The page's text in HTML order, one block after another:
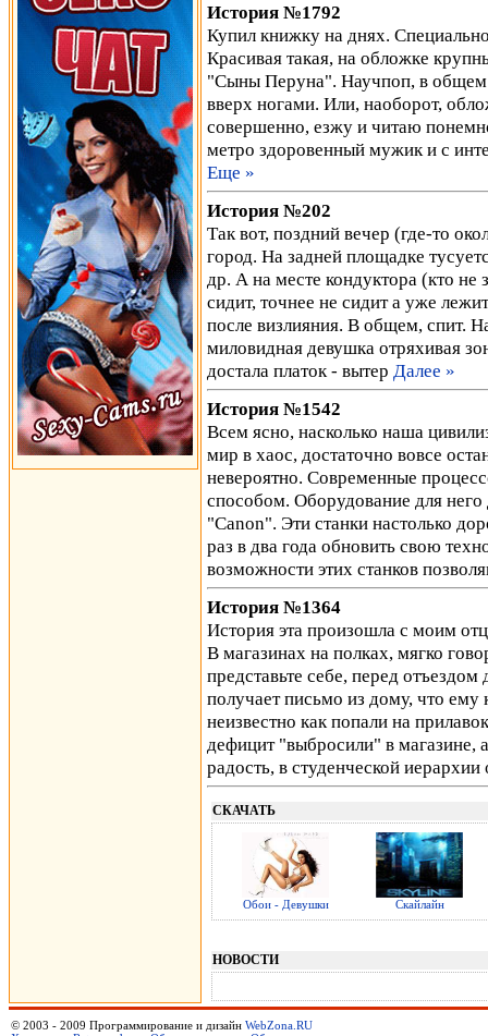
История №1792
Купил книжку на днях.
Красивая такая, на обложке
"Сыны Перуна". Научпоп, в общем.
вверх ногами. Или, наоборот,
совершенно, езжу и читаю
метро здоровенный мужик и с
Еще »
История №202
Так вот, поздний вечер (где-то
город. На задней площадке
др. А на месте кондуктора (кто не
сидит, точнее не сидит а уже
после визлияния. В общем, спит.
миловидная девушка отряхивая
достала платок - вытер Далее »
История №1542
Всем ясно, насколько наша
мир в хаос, достаточно вовсе
невероятно. Современные
способом. Оборудование для
"Canon". Эти станки настолько
раз в два года обновить свою
возможности этих станков
История №1364
История эта произошла с моим
В магазинах на полках, мягко
представьте себе, перед
получает письмо из дому, что
неизвестно как попали на
дефицит "выбросили" в магазине,
радость, в студенческой
СКАЧАТЬ
Обои - Девушки Скайлайн
НОВОСТИ
© 2003 - 2009 Программирование и дизайн WebZona.RU